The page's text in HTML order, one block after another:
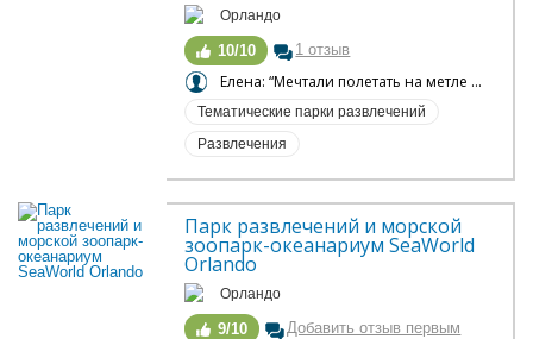
Орландо
10/10 1 отзыв
Елена: “Мечтали полетать на метле в ущелье и столкнуться с гигантским пауком? Сюда!”
Тематические парки развлечений
Развлечения
Парк развлечений и морской
зоопарк-океанариум SeaWorld
Orlando
Орландо
9/10 Добавить отзыв первым